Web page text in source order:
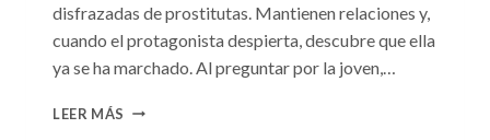
disfrazadas de prostitutas. Mantienen relaciones y,
cuando el protagonista despierta, descubre que ella
ya se ha marchado. Al preguntar por la joven,…
LEER MÁS CONSULTA